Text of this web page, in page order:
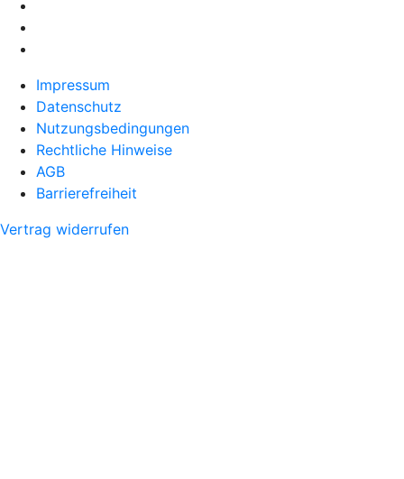
Impressum
Datenschutz
Nutzungsbedingungen
Rechtliche Hinweise
AGB
Barrierefreiheit
Vertrag widerrufen